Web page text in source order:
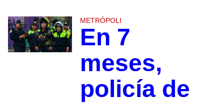
METRÓPOLI
En 7
meses,
policía de